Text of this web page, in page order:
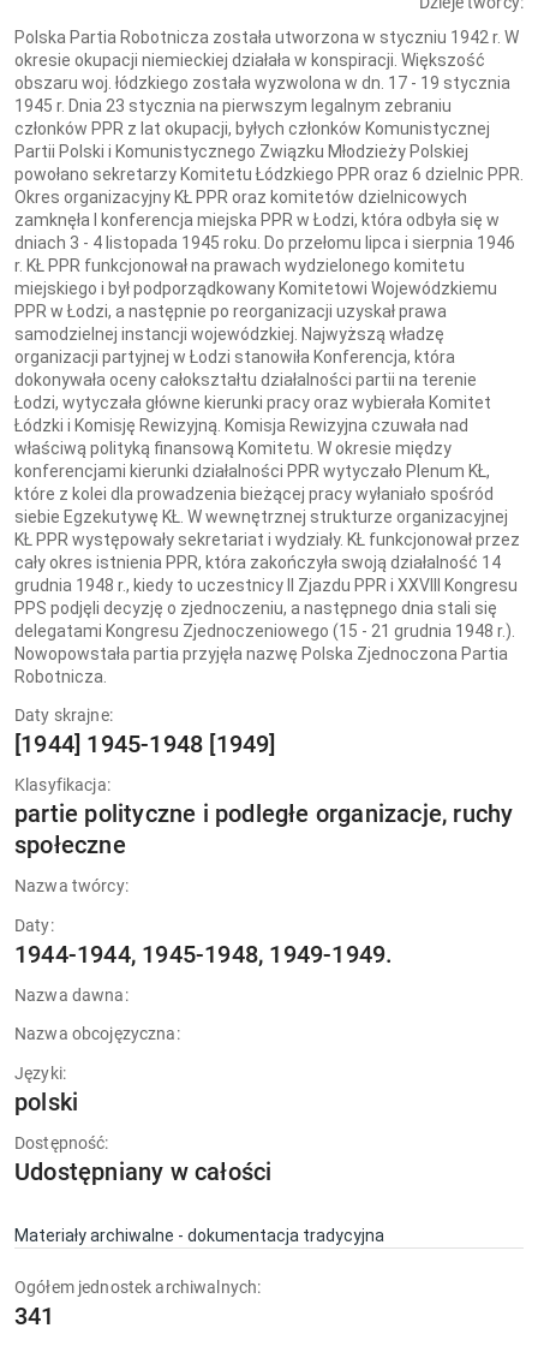
Polska Partia Robotnicza została utworzona w styczniu 1942 r. W
okresie okupacji niemieckiej działała w konspiracji. Większość
obszaru woj. łódzkiego została wyzwolona w dn. 17 - 19 stycznia
1945 r. Dnia 23 stycznia na pierwszym legalnym zebraniu
członków PPR z lat okupacji, byłych członków Komunistycznej
Partii Polski i Komunistycznego Związku Młodzieży Polskiej
powołano sekretarzy Komitetu Łódzkiego PPR oraz 6 dzielnic PPR.
Okres organizacyjny KŁ PPR oraz komitetów dzielnicowych
zamknęła I konferencja miejska PPR w Łodzi, która odbyła się w
dniach 3 - 4 listopada 1945 roku. Do przełomu lipca i sierpnia 1946
r. KŁ PPR funkcjonował na prawach wydzielonego komitetu
miejskiego i był podporządkowany Komitetowi Wojewódzkiemu
PPR w Łodzi, a następnie po reorganizacji uzyskał prawa
samodzielnej instancji wojewódzkiej. Najwyższą władzę
organizacji partyjnej w Łodzi stanowiła Konferencja, która
dokonywała oceny całokształtu działalności partii na terenie
Łodzi, wytyczała główne kierunki pracy oraz wybierała Komitet
Łódzki i Komisję Rewizyjną. Komisja Rewizyjna czuwała nad
właściwą polityką finansową Komitetu. W okresie między
konferencjami kierunki działalności PPR wytyczało Plenum KŁ,
które z kolei dla prowadzenia bieżącej pracy wyłaniało spośród
siebie Egzekutywę KŁ. W wewnętrznej strukturze organizacyjnej
KŁ PPR występowały sekretariat i wydziały. KŁ funkcjonował przez
cały okres istnienia PPR, która zakończyła swoją działalność 14
grudnia 1948 r., kiedy to uczestnicy II Zjazdu PPR i XXVIII Kongresu
PPS podjęli decyzję o zjednoczeniu, a następnego dnia stali się
delegatami Kongresu Zjednoczeniowego (15 - 21 grudnia 1948 r.).
Nowopowstała partia przyjęła nazwę Polska Zjednoczona Partia
Robotnicza.
Daty skrajne:
[1944] 1945-1948 [1949]
Klasyfikacja:
partie polityczne i podległe organizacje, ruchy
społeczne
Nazwa twórcy:
Daty:
1944-1944, 1945-1948, 1949-1949.
Nazwa dawna:
Nazwa obcojęzyczna:
Języki:
polski
Dostępność:
Udostępniany w całości
Materiały archiwalne - dokumentacja tradycyjna
Ogółem jednostek archiwalnych:
341